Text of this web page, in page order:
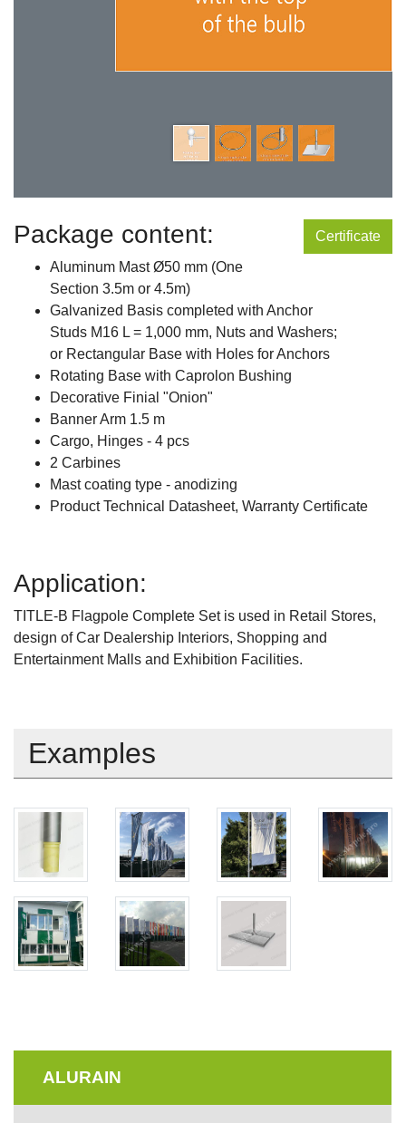
Certificate
Package content:
Aluminum Mast Ø50 mm (One
Section 3.5m or 4.5m)
Galvanized Basis completed with Anchor
Studs M16 L = 1,000 mm, Nuts and Washers;
or Rectangular Base with Holes for Anchors
Rotating Base with Caprolon Bushing
Decorative Finial "Onion"
Banner Arm 1.5 m
Cargo, Hinges - 4 pcs
2 Carbines
Mast coating type - anodizing
Product Technical Datasheet, Warranty Certificate
Application:
TITLE-B Flagpole Complete Set is used in Retail Stores,
design of Car Dealership Interiors, Shopping and
Entertainment Malls and Exhibition Facilities.
Examples
ALURAIN